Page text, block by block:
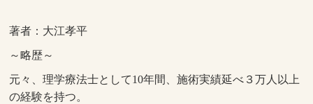
著者：大江孝平
～略歴～
元々、理学療法士として10年間、施術実績延べ３万人以上
の経験を持つ。